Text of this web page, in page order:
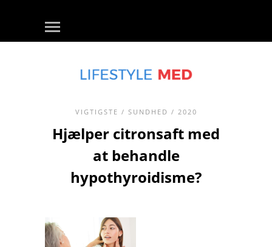
VIGTIGSTE / SUNDHED / 2020
Hjælper citronsaft med
at behandle
hypothyroidisme?